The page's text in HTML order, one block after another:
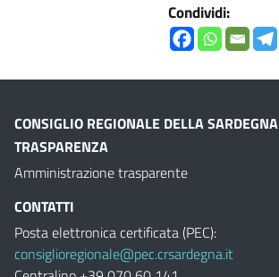
Condividi:
CONSIGLIO REGIONALE DELLA SARDEGNA
TRASPARENZA
Amministrazione trasparente
CONTATTI
Posta elettronica certificata (PEC):
consiglioregionale@pec.crsardegna.it